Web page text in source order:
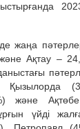
жаңа
Ақтау –
және
үйді